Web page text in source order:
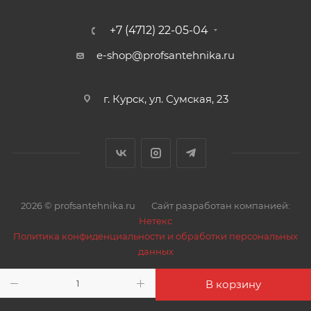
В корзину
Шаровые краны VALTEC серии «BASE-ГОСТ» не
должны испытывать механических нагрузок от
кручение, перекосы, вибрация, несносность
Страна производства – Китай.
+7 (4712) 22-05-04
e-shop@profsantehnika.ru
г. Курск, ул. Сумская, 23
2026 © profsantehnika.ru
Сайт разработан компанией:
Нетекс
Политика конфиденциальности и обработки персональных
данных